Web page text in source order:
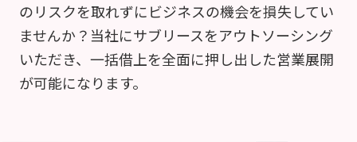
のリスクを取れずにビジネスの機会を損失してい
ませんか？当社にサブリースをアウトソーシング
いただき、一括借上を全面に押し出した営業展開
が可能になります。